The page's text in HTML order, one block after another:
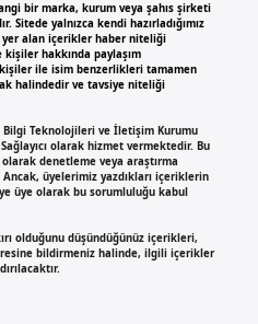
bir marka, kurum veya şahıs şirketi
Sitede yalnızca kendi hazırladığımız
yer alan içerikler haber niteliği
hakkında paylaşım
ile isim benzerlikleri tamamen
halindedir ve tavsiye niteliği
Bilgi Teknolojileri ve İletişim Kurumu
olarak hizmet vermektedir. Bu
denetleme veya araştırma
üyelerimiz yazdıkları içeriklerin
üye olarak bu sorumluluğu kabul
olduğunu düşündüğünüz içerikleri,
bildirmeniz halinde, ilgili içerikler